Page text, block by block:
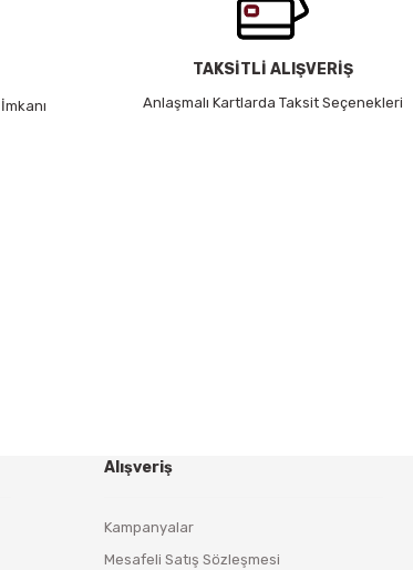
TAKSİTLİ ALIŞVERİŞ
Anlaşmalı Kartlarda Taksit Seçenekleri
Alışveriş
Kampanyalar
Mesafeli Satış Sözleşmesi